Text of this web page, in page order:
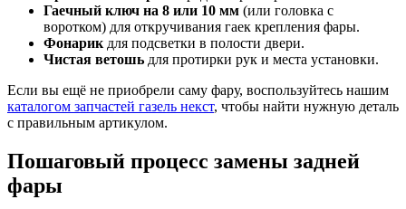
Гаечный ключ на 8 или 10 мм (или головка с
воротком) для откручивания гаек крепления фары.
Фонарик для подсветки в полости двери.
Чистая ветошь для протирки рук и места установки.
Если вы ещё не приобрели саму фару, воспользуйтесь нашим
каталогом запчастей газель некст, чтобы найти нужную деталь
с правильным артикулом.
Пошаговый процесс замены задней
фары